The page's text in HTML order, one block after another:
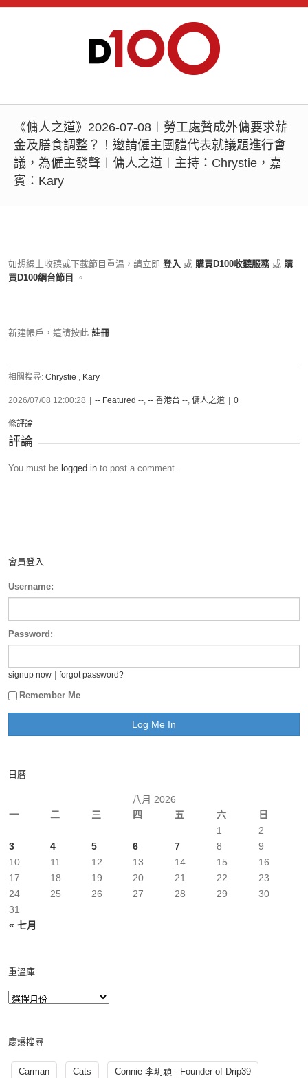
《傭人之道》2026-07-08︱勞工處贊成外傭要求薪
金及膳食調整？！邀請僱主團體代表就議題進行會
議，為僱主發聲︱傭人之道︱主持：Chrystie，嘉
賓：Kary
如想線上收聽或下載節目重溫，請立即 登入 或 購買D100收聽服務 或 購
買D100網台節目
。
新建帳戶，這請按此 註冊
相關搜尋: Chrystie , Kary
2026/07/08 12:00:28 -- Featured --, -- 香港台 --, 傭人之道 0
條評論
評論
You must be logged in to post a comment.
會員登入
Username:
Password:
signup now forgot password?
Remember Me
日曆
八月 2026
一
二 三 四 五 六 日
« 七月
1
2
3
4 5 6 7 8
9
10
11 12 13 14 15
16
17
18 19 20 21 22
23
24
25 26 27 28 29
30
31
重溫庫
慶爆搜尋
Carman Cats Connie 李玥穎 - Founder of Drip39